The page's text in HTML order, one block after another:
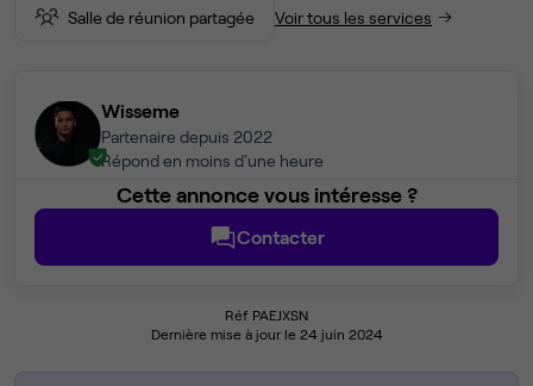
Salle de réunion partagée Voir tous les services
Wisseme
Partenaire depuis 2022
Répond en moins d'une heure
Cette annonce vous intéresse ?
Contacter
Réf PAEJXSN
Dernière mise à jour le 24 juin 2024